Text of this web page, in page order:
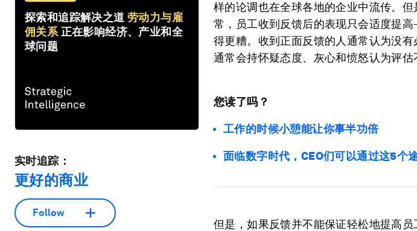
探索和追踪解决之道 劳动力与雇
佣关系 正在影响经济、产业和全
球问题
实时追踪：
更好的商业
Follow
样的论调也在全球各地的企业中流传。
常，员工收到反馈后的表现只会适度提
得更糟。收到正面反馈的人通常认为没
通常会持怀疑态度、灰心和愤怒认为评估
您读了吗？
工作的时候小憩能让你事半功倍
面临数字时代，CEO们可以通过这5个
但是，如果反馈并不能保证轻松地提高